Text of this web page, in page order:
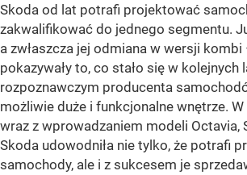
Skoda od lat potrafi projektować
zakwalifikować do jednego segmentu.
a zwłaszcza jej odmiana w wersji kombi
pokazywały to, co stało się w kolejnych
rozpoznawczym producenta
możliwie duże i funkcjonalne wnętrze.
wraz z wprowadzaniem modeli Octavia,
Skoda udowodniła nie tylko, że potrafi
samochody, ale i z sukcesem je